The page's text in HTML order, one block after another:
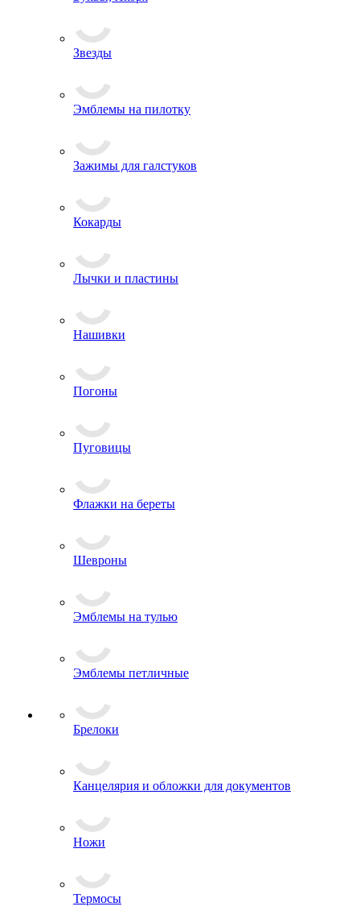
Звезды
Эмблемы на пилотку
Зажимы для галстуков
Кокарды
Лычки и пластины
Нашивки
Погоны
Пуговицы
Флажки на береты
Шевроны
Эмблемы на тулью
Эмблемы петличные
Брелоки
Канцелярия и обложки для документов
Ножи
Термосы